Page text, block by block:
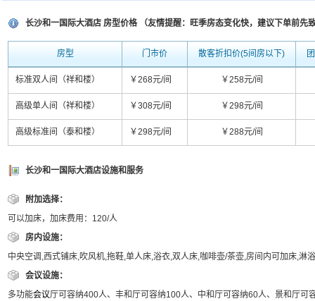
长沙和一国际大酒店 房型价格 （友情提醒：旺季房态变化快，建议下单前先
房型 门市价 散客折扣价(5间房以下)
标准双人间（祥和楼） ￥268元/间 ￥258元/间
高级单人间（祥和楼） ￥308元/间 ￥298元/间
高级标准间（泰和楼） ￥298元/间 ￥288元/间
长沙和一国际大酒店设施和服务
附加选择：
可以加床，加床费用：120/人
房内设施：
中央空调,西式铺床,吹风机,拖鞋,单人床,浴衣,双人床,咖啡壶/茶壶,房间内可加床,淋
会议设施：
多功能会议厅可容纳400人、丰和厅可容纳100人、中和厅可容纳60人、景和厅可